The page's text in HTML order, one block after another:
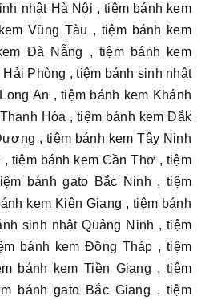
nhật Hà Nội , tiệm bánh kem
Vũng Tàu , tiệm bánh kem
Đà Nẵng , tiệm bánh kem
Phòng , tiệm bánh sinh nhật
An , tiệm bánh kem Khánh
Hóa , tiệm bánh kem Đắk
, tiệm bánh kem Tây Ninh
tiệm bánh kem Cần Thơ , tiệm
bánh gato Bắc Ninh , tiệm
kem Kiên Giang , tiệm bánh
sinh nhật Quảng Ninh , tiệm
bánh kem Đồng Tháp , tiệm
bánh kem Tiền Giang , tiệm
bánh gato Bắc Giang , tiệm